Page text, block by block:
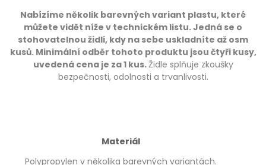
Nabízíme několik barevných variant plastu, které
můžete vidět níže v technickém listu. Jedná se o
stohovatelnou židli, kdy na sebe uskladníte až osm
kusů. Minimální odběr tohoto produktu jsou čtyři kusy,
uvedená cena je za 1 kus.Židle splňuje zkoušky
bezpečnosti, odolnosti a trvanlivosti.
Materiál
Polypropylen v několika barevných variantách.